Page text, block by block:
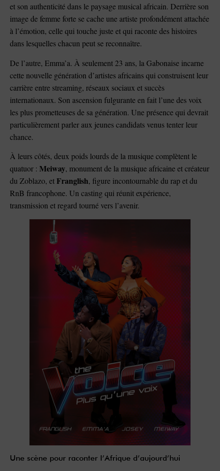
et son authenticité dans le paysage musical africain. Derrière son
image de femme forte se cache une artiste profondément attachée
à l’émotion, celle qui touche juste et qui raconte des histoires
dans lesquelles chacun peut se reconnaître.
De l’autre, Emma’a. À seulement 23 ans, la Gabonaise incarne
cette nouvelle génération d’artistes africains qui construisent leur
carrière entre streaming, réseaux sociaux et succès
internationaux. Son ascension fulgurante en fait l’une des voix
les plus prometteuses de sa génération. Une présence qui devrait
particulièrement parler aux jeunes candidats venus tenter leur
chance.
À leurs côtés, deux poids lourds de la musique complètent le
quatuor : Meiway, monument de la musique africaine et créateur
du Zoblazo, etFranglish, figure incontournable du rap et du
RnB francophone. Un casting qui réunit expérience,
transmission et regard tourné vers l’avenir.
Une scène pour raconter l’Afrique d’aujourd’hui